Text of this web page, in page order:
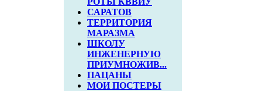
САРАТОВ
ТЕРРИТОРИЯ
МАРАЗМА
ШКОЛУ
ИНЖЕНЕРНУЮ
ПРИУМНОЖИВ...
ПАЦАНЫ
МОИ ПОСТЕРЫ